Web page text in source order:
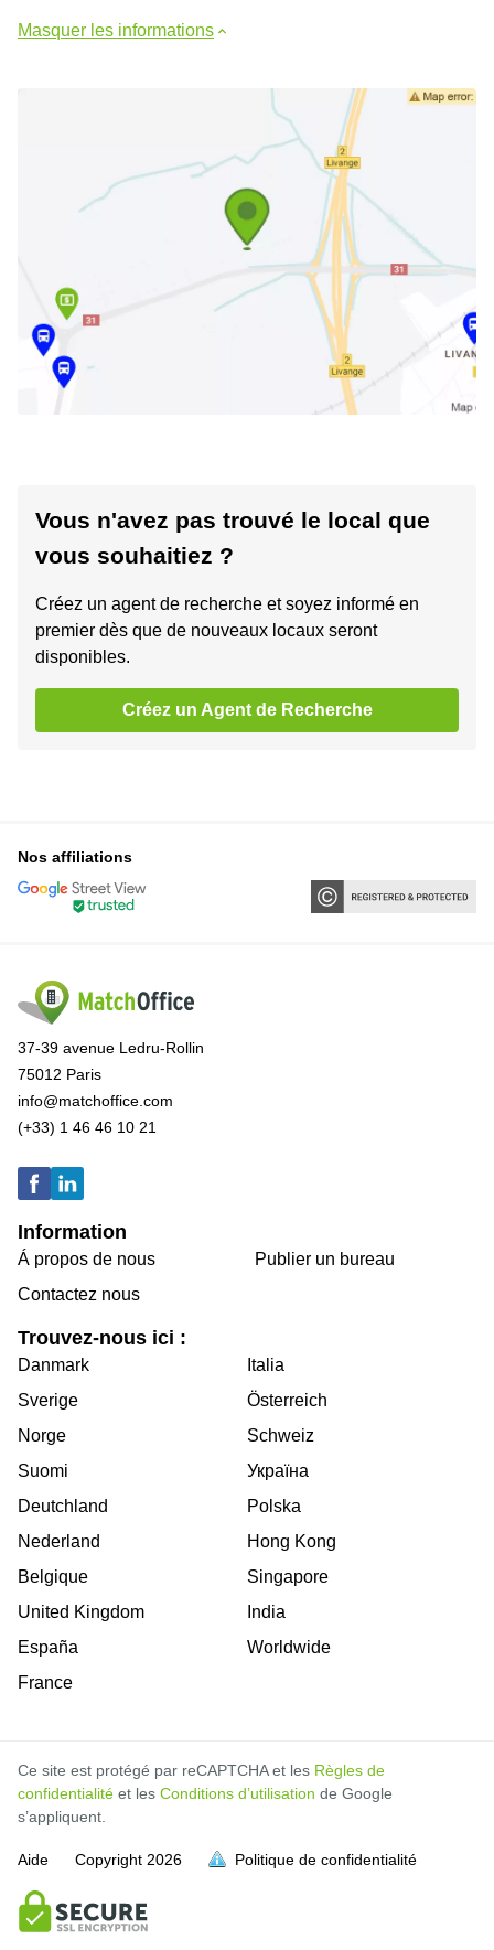
Masquer les informations
Vous n'avez pas trouvé le local que
vous souhaitiez ?
Créez un agent de recherche et soyez informé en
premier dès que de nouveaux locaux seront
disponibles.
Créez un Agent de Recherche
soit pleine.
soit pleine.
soit pleine.
soit pleine.
soit pleine.
soit pleine.
soit pleine.
soit pleine.
soit pleine.
soit pleine.
Nos affiliations
37-39 avenue Ledru-Rollin
75012 Paris
info@matchoffice.com
(+33) 1 46 46 10 21
Information
Á propos de nous
Contactez nous
Publier un bureau
Trouvez-nous ici :
Danmark
Sverige
Norge
Suomi
Deutchland
Nederland
Belgique
United Kingdom
España
France
Italia
Österreich
Schweiz
Україна
Polska
Hong Kong
Singapore
India
Worldwide
Ce site est protégé par reCAPTCHA et les Règles de
confidentialité et les Conditions d’utilisation de Google
s’appliquent.
Aide Copyright 2026 Politique de confidentialité